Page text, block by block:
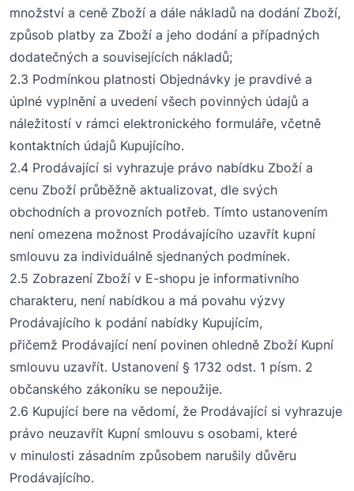
množství a ceně Zboží a dále nákladů na dodání Zboží,
způsob platby za Zboží a jeho dodání a případných
dodatečných a souvisejících nákladů;
2.3 Podmínkou platnosti Objednávky je pravdivé a
úplné vyplnění a uvedení všech povinných údajů a
náležitostí v rámci elektronického formuláře, včetně
kontaktních údajů Kupujícího.
2.4 Prodávající si vyhrazuje právo nabídku Zboží a
cenu Zboží průběžně aktualizovat, dle svých
obchodních a provozních potřeb. Tímto ustanovením
není omezena možnost Prodávajícího uzavřít kupní
smlouvu za individuálně sjednaných podmínek.
2.5 Zobrazení Zboží v E-shopu je informativního
charakteru, není nabídkou a má povahu výzvy
Prodávajícího k podání nabídky Kupujícím,
přičemž Prodávající není povinen ohledně Zboží Kupní
smlouvu uzavřít. Ustanovení § 1732 odst. 1 písm. 2
občanského zákoníku se nepoužije.
2.6 Kupující bere na vědomí, že Prodávající si vyhrazuje
právo neuzavřít Kupní smlouvu s osobami, které
v minulosti zásadním způsobem narušily důvěru
Prodávajícího.